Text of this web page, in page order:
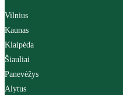
Vilnius
Kaunas
Klaipėda
Šiauliai
Panevėžys
Alytus